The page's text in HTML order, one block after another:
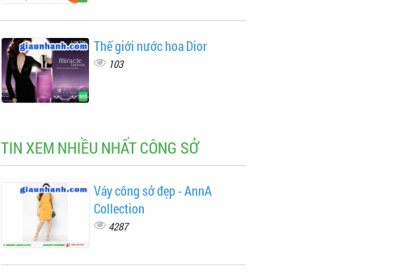
Thế giới nước hoa Dior
103
TIN XEM NHIỀU NHẤT CÔNG SỞ
Váy công sở đẹp - AnnA
Collection
4287